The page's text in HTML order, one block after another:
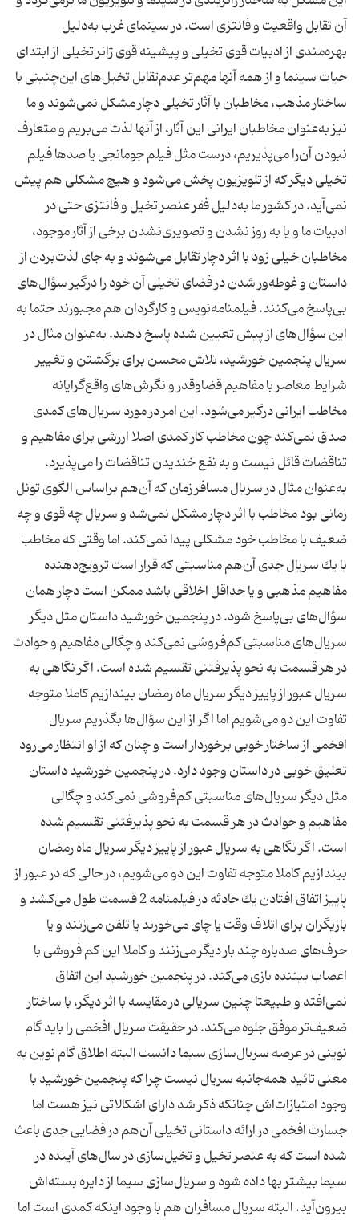
آن تقابل واقعیت و فانتزی است. در سینمای غرب به‌دلیل
بهره‌مندی از ادبیات قوی تخیلی و پیشینه قوی ژانر تخیلی از ابتدای
حیات سینما و از همه آنها مهم‌تر عدم‌تقابل تخیل‌های این‌چنینی با
ساختار مذهب، مخاطبان با آثار تخیلی دچار مشكل نمی‌شوند و ما
نیز به‌عنوان مخاطبان ایرانی این آثار، از آنها لذت می‌بریم و متعارف
نبودن آن‌را می‌پذیریم، درست مثل فیلم جومانجی یا صدها فیلم
تخیلی دیگر كه از تلویزیون پخش می‌شود و هیچ مشكلی هم پیش
نمی‌آید. در كشور ما به‌دلیل فقر عنصر تخیل و فانتزی حتی در
ادبیات ما و یا به روز نشدن و تصویری‌نشدن برخی از آثار موجود،
مخاطبان خیلی زود با اثر دچار تقابل می‌شوند و به جای لذت‌بردن از
داستان و غوطه‌ور شدن در فضای تخیلی آن خود را درگیر سؤال‌های
بی‌پاسخ می‌كنند. فیلمنامه‌نویس و كارگردان هم مجبورند حتما به
این سؤال‌های از پیش تعیین شده پاسخ دهند. به‌عنوان مثال در
سریال پنجمین خورشید، تلاش محسن برای برگشتن و تغییر
شرایط معاصر با مفاهیم قضاوقدر و نگرش‌های واقع‌گرایانه
مخاطب ایرانی درگیر می‌شود. این امر در مورد سریال‌های كمدی
صدق نمی‌كند چون مخاطب كار كمدی اصلا ارزشی برای مفاهیم و
تناقضات قائل نیست و به نفع خندیدن تناقضات را می‌پذیرد.
به‌عنوان مثال در سریال مسافر زمان كه آن‌هم براساس الگوی تونل
زمانی بود مخاطب با اثر دچار مشكل نمی‌شد و سریال چه قوی و چه
ضعیف با مخاطب خود مشكلی پیدا نمی‌كند. اما وقتی كه مخاطب
با یك سریال جدی آن‌هم مناسبتی كه قرار است ترویج‌دهنده
مفاهیم مذهبی و یا حداقل اخلاقی باشد ممكن است دچار همان
سؤال‌های بی‌پاسخ شود. در پنجمین خورشید داستان مثل دیگر
سریال‌های مناسبتی كم‌فروشی نمی‌كند و چگالی مفاهیم و حوادث
در هر قسمت به نحو پذیرفتنی تقسیم شده است. اگر نگاهی به
سریال عبور از پاییز دیگر سریال ماه رمضان بیندازیم كاملا متوجه
تفاوت این دو می‌شویم اما اگر از این سؤال‌ها بگذریم سریال
افخمی از ساختار خوبی برخوردار است و چنان كه از او انتظار می‌رود
تعلیق خوبی در داستان وجود دارد. در پنجمین خورشید داستان
مثل دیگر سریال‌های مناسبتی كم‌فروشی نمی‌كند و چگالی
مفاهیم و حوادث در هر قسمت به نحو پذیرفتنی تقسیم شده
است. اگر نگاهی به سریال عبور از پاییز دیگر سریال ماه رمضان
بیندازیم كاملا متوجه تفاوت این دو می‌شویم، در حالی كه در عبور از
پاییز اتفاق افتادن یك حادثه در فیلمنامه 2 قسمت طول می‌كشد و
بازیگران برای اتلاف وقت یا چای می‌خورند یا تلفن می‌زنند و یا
حرف‌های صدباره چند بار دیگر می‌زنند و كاملا این كم فروشی با
اعصاب بیننده بازی می‌كند. در پنجمین خورشید این اتفاق
نمی‌افتد و طبیعتا چنین سریالی در مقایسه با اثر دیگر، با ساختار
ضعیف‌تر موفق جلوه می‌كند. در حقیقت سریال افخمی را باید گام
نوینی در عرصه سریال‌سازی‌ سیما دانست البته اطلاق گام نوین به
معنی تائید همه‌جانبه سریال نیست چرا كه پنجمین خورشید با
وجود امتیازات‌‌اش چنانكه ذكر شد دارای اشكالاتی نیز هست اما
جسارت افخمی در ارائه داستانی تخیلی آن‌هم در فضایی جدی باعث
شده است كه به عنصر تخیل و تخیل‌سازی‌ در سال‌های آینده در
سیما بیشتر بها داده شود و سریال‌سازی‌ سیما از دایره بسته‌‌اش
بیرون‌آید. البته سریال مسافران هم با وجود اینكه كمدی است اما